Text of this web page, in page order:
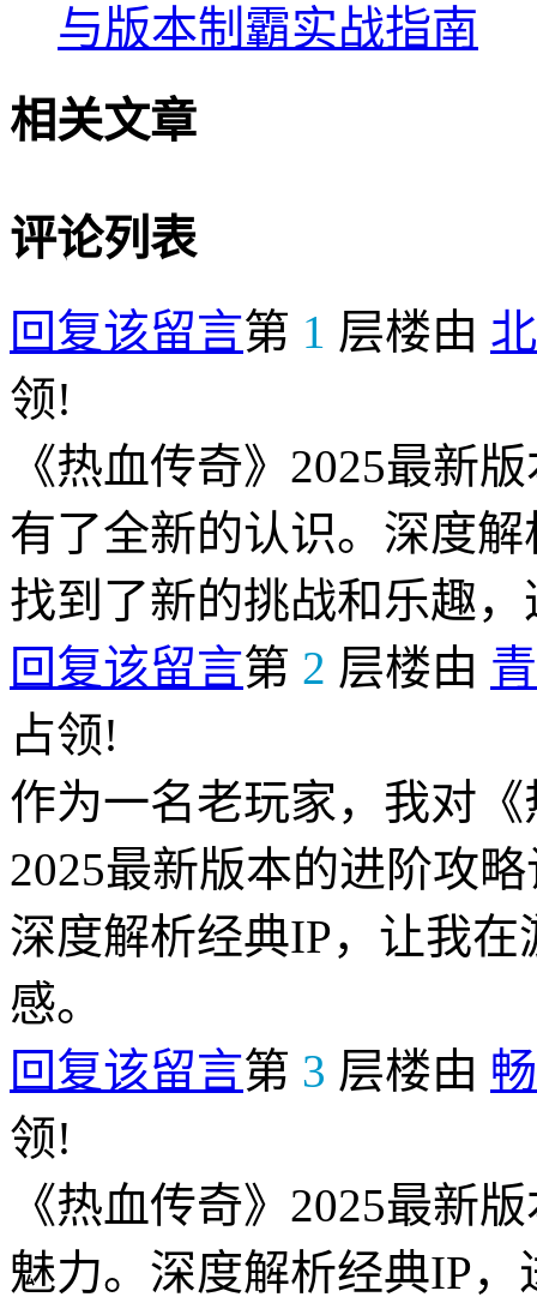
与版本制霸实战指南
相关文章
评论列表
回复该留言第 1 层楼由
领!
《热血传奇》2025最新
有了全新的认识。深度
找到了新的挑战和乐趣
回复该留言第 2 层楼由
占领!
作为一名老玩家，我对
2025最新版本的进阶攻
深度解析经典IP，让我
感。
回复该留言第 3 层楼由
领!
《热血传奇》2025最新
魅力。深度解析经典IP